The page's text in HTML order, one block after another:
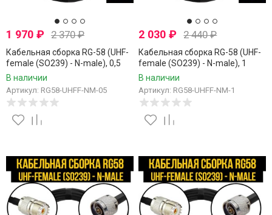
1 970 ₽ 2 370₽
Кабельная сборка RG-58 (UHF-
female (SO239) - N-male), 0,5
метра
В наличии
Артикул: RG58-UHFF-NM-05
2 030₽ 2 440₽
Кабельная сборка RG-58 (UHF-
female (SO239) - N-male), 1
метр
В наличии
Артикул: RG58-UHFF-NM-1